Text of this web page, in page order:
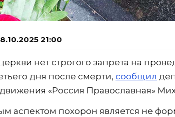
21:00
нет строгого запрета на
дня после смерти, сообщил
«Россия Православная»
аспектом похорон является не